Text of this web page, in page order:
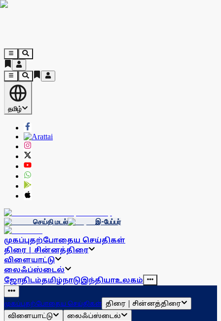
தமிழ்
செய்தி மடல் இ-பேப்பர்
முகப்புதற்போதைய செய்திகள்
திரை | சின்னத்திரை
விளையாட்டு
லைஃப்ஸ்டைல்
ஜோதிடம்தமிழ்நாடுஇந்தியாஉலகம்
முகப்புதற்போதைய செய்திகள் திரை | சின்னத்திரை
விளையாட்டு
லைஃப்ஸ்டைல்